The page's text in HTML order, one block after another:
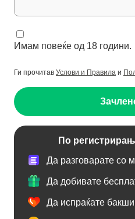
Имам повеќе од 18 години.
Ги прочитав Услови и Правила и
По
Да разговарате со
Да добивате
Да испраќате